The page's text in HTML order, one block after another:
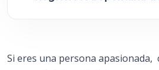
Si eres una persona apasionada,